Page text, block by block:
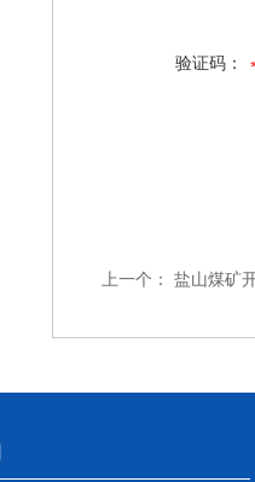
验证码：
上一个： 盐山煤矿